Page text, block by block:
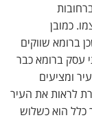
כמובן
ברומא שווקים
עסק ברומא כבר
ומציעים
לראות את העיר
כלל הוא כשלוש